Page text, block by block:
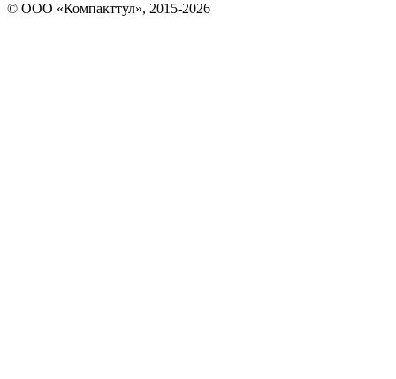
© OOO «Компакттул», 2015-2026